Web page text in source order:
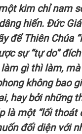
kim chỉ nam
hiến. Đức
để Thiên Chúa
sự “tự do”
gì thì làm,
không bao
hay bởi những
là một “lối thoát
đối diện với